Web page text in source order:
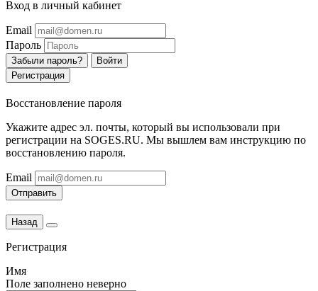
Вход в личный кабинет
Email
Пароль
Забыли пароль?
Войти
Регистрация
Восстановление пароля
Укажите адрес эл. почты, который вы использовали при
регистрации на SOGES.RU. Мы вышлем вам инструкцию по
восстановлению пароля.
Email
Отправить
Назад
Регистрация
Имя
Поле заполнено неверно